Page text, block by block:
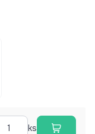
ks